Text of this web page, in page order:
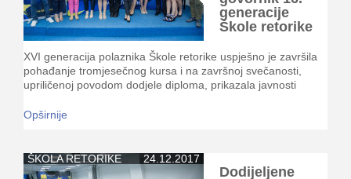
generacije
Škole retorike
XVI generacija polaznika Škole retorike uspješno je završila
pohađanje tromjesečnog kursa i na završnoj svečanosti,
upriličenoj povodom dodjele diploma, prikazala javnosti
Opširnije
ŠKOLA RETORIKE 24.12.2017
Dodijeljene